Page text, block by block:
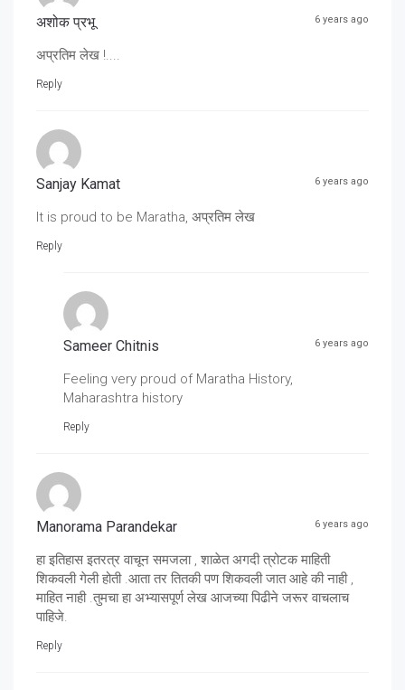
अशोक प्रभू 6 years ago
अप्रतिम लेख !....
Reply
Sanjay Kamat 6 years ago
It is proud to be Maratha, अप्रतिम लेख
Reply
Sameer Chitnis 6 years ago
Feeling very proud of Maratha History,
Maharashtra history
Reply
Manorama Parandekar 6 years ago
हा इतिहास इतरत्र वाचून समजला , शाळेत अगदी त्रोटक माहिती
शिकवली गेली होती .आता तर तितकी पण शिकवली जात आहे की नाही ,
माहित नाही .तुमचा हा अभ्यासपूर्ण लेख आजच्या पिढीने जरूर वाचलाच
पाहिजे.
Reply